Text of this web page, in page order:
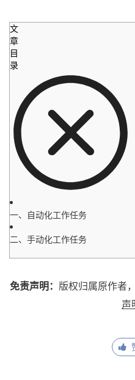
文
章
目
录
一、自动化工作任务
二、手动化工作任务
免责声明： 版权归属原作者
声